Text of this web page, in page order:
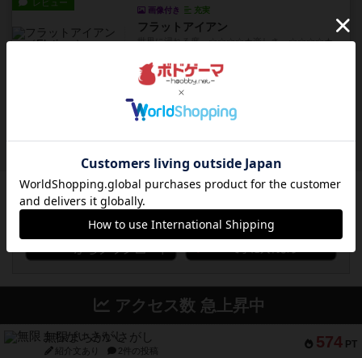
レビュー
画像付き 充実
フラットアイアン
世界に浸れる度 ☆☆☆☆★楽しさ ☆☆☆☆★
約11時間前by DKnewyork
花火：スターマイン
自分のカードは見えず他のプレイヤーのカードが
ボドゲーマのアプリ版はこちら
アクセス数 急上昇中
574 PT
無限まちがいさがし
紹介文あり 2件の投稿